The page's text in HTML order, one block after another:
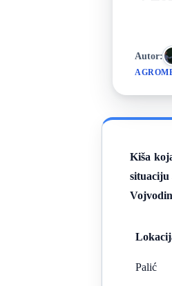
Autor:
Kiša
situaciju
Palić